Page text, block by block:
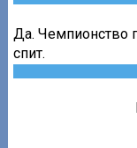
Да. Чемпионство
спит.